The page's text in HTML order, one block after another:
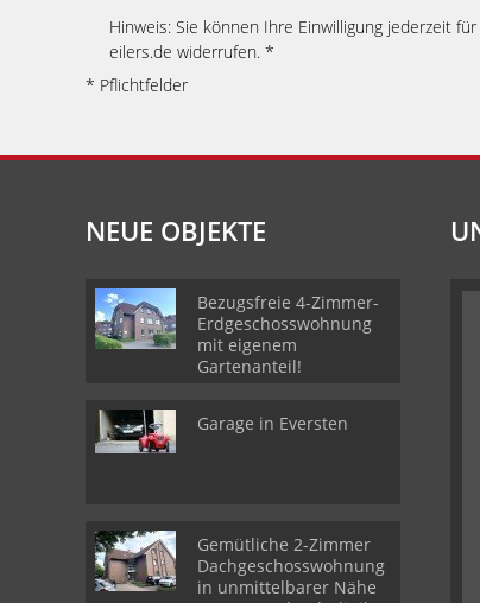
Hinweis: Sie können Ihre Einwilligung jederzeit
eilers.de widerrufen. *
* Pflichtfelder
NEUE OBJEKTE
Bezugsfreie 4-Zimmer-
Erdgeschosswohnung
mit eigenem
Gartenanteil!
Garage in Eversten
Gemütliche 2-Zimmer
Dachgeschosswohnung
in unmittelbarer Nähe